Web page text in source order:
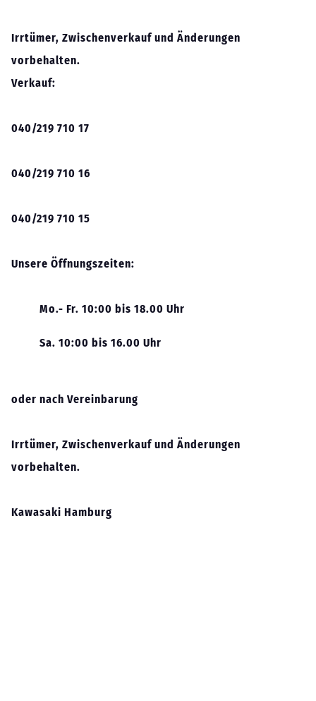
Irrtümer, Zwischenverkauf und Änderungen
vorbehalten.
Verkauf:
040/219 710 17
040/219 710 16
040/219 710 15
Unsere Öffnungszeiten:
Mo.- Fr. 10:00 bis 18.00 Uhr
Sa. 10:00 bis 16.00 Uhr
oder nach Vereinbarung
Irrtümer, Zwischenverkauf und Änderungen
vorbehalten.
Kawasaki Hamburg